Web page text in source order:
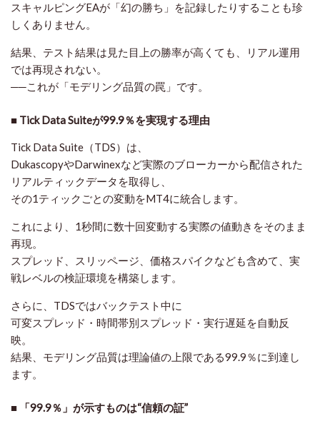
スキャルピングEAが「幻の勝ち」を記録したりすることも珍
しくありません。
結果、テスト結果は見た目上の勝率が高くても、リアル運用
では再現されない。
──これが「モデリング品質の罠」です。
■ Tick Data Suiteが99.9％を実現する理由
Tick Data Suite（TDS）は、
DukascopyやDarwinexなど実際のブローカーから配信された
リアルティックデータ を取得し、
その1ティックごとの変動をMT4に統合します。
これにより、1秒間に数十回変動する実際の値動きをそのまま
再現。
スプレッド、スリッページ、価格スパイクなども含めて、 実
戦レベルの検証環境を構築します。
さらに、TDSではバックテスト中に
可変スプレッド・時間帯別スプレッド・実行遅延を自動反
映。
結果、モデリング品質は理論値の上限である99.9％に到達し
ます。
■ 「99.9％」が示すものは“信頼の証”